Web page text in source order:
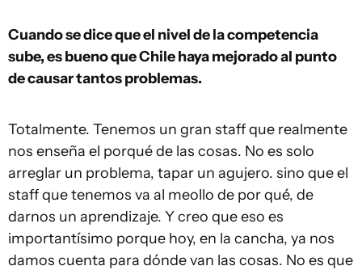
Cuando se dice que el nivel de la competencia
sube, es bueno que Chile haya mejorado al punto
de causar tantos problemas.
Totalmente. Tenemos un gran staff que realmente
nos enseña el porqué de las cosas. No es solo
arreglar un problema, tapar un agujero. sino que el
staff que tenemos va al meollo de por qué, de
darnos un aprendizaje. Y creo que eso es
importantísimo porque hoy, en la cancha, ya nos
damos cuenta para dónde van las cosas. No es que